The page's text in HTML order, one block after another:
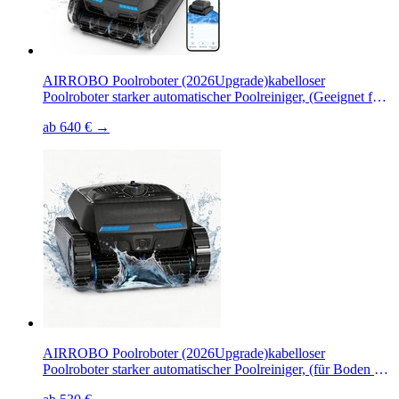
AIRROBO Poolroboter (2026Upgrade)kabelloser
Poolroboter starker automatischer Poolreiniger, (Geeignet für
Wasseroberflächen, Geeignet für die meisten
ab 640 € →
AIRROBO Poolroboter (2026Upgrade)kabelloser
Poolroboter starker automatischer Poolreiniger, (für Boden &